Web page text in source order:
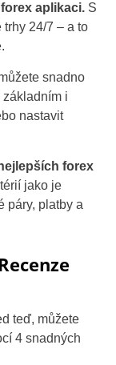
aplikaci. S
24/7 – a to
snadno
základním i
nastavit
forex
jako je
páry, platby a
teď, můžete
4 snadných